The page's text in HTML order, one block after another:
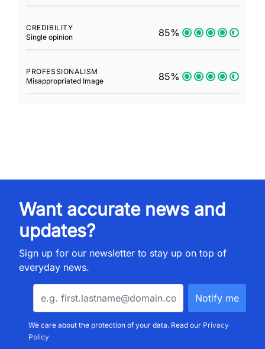
CREDIBILITY
Single opinion
85%
PROFESSIONALISM
Misappropriated Image
85%
Want accurate news and
updates?
Sign up for our newsletter to stay up on top of
everyday news.
We care about the protection of your data. Read our Privacy
Policy